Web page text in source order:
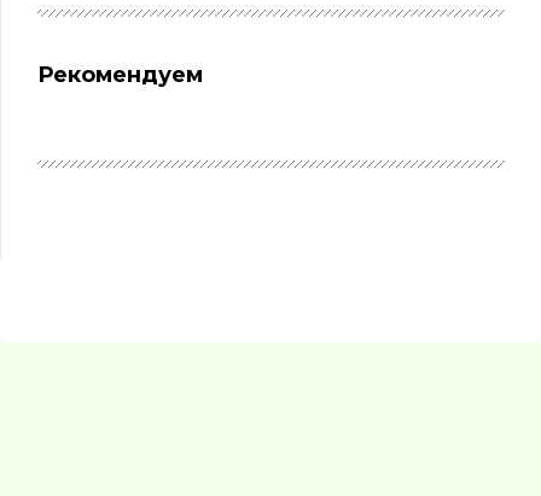
Рекомендуем